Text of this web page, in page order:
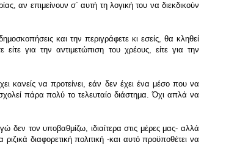
αν επιμείνουν σ΄ αυτή τη λογική του να διεκδικούν
και την περιγράφετε κι εσείς, θα κληθεί
για την αντιμετώπιση του χρέους, είτε για την
κανείς να προτείνει, εάν δεν έχει ένα μέσο που να
πάρα πολύ το τελευταίο διάστημα. Όχι απλά να
δεν τον υποβαθμίζω, ιδιαίτερα στις μέρες μας- αλλά
διαφορετική πολιτική -και αυτό προϋποθέτει να